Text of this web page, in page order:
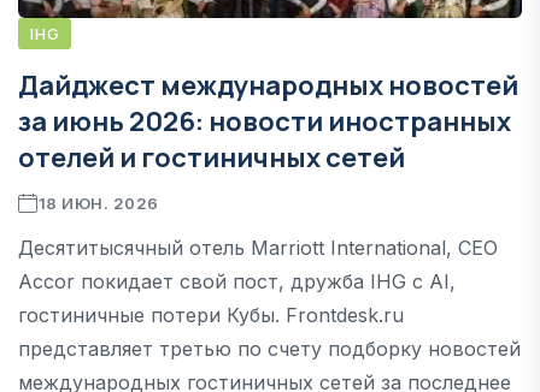
IHG
Дайджест международных новостей
за июнь 2026: новости иностранных
отелей и гостиничных сетей
18 ИЮН. 2026
Десятитысячный отель Marriott International, СЕО
Accor покидает свой пост, дружба IHG с AI,
гостиничные потери Кубы. Frontdesk.ru
представляет третью по счету подборку новостей
международных гостиничных сетей за последнее